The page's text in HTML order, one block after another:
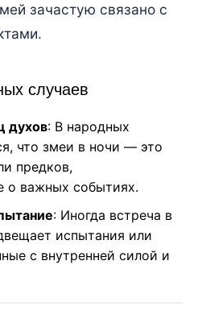
зачастую связано с
случаев
духов: В народных
что змеи в ночи — это
предков,
о важных событиях.
: Иногда встреча в
испытания или
с внутренней силой и